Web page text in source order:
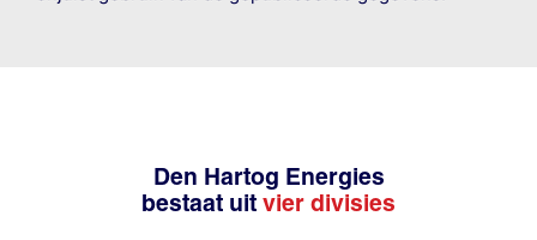
Den Hartog Energies
bestaat uit vier divisies